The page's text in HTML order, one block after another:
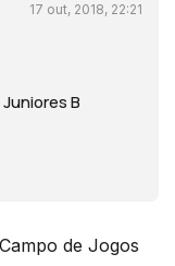
17 out, 2018, 22:21
B
de Jogos